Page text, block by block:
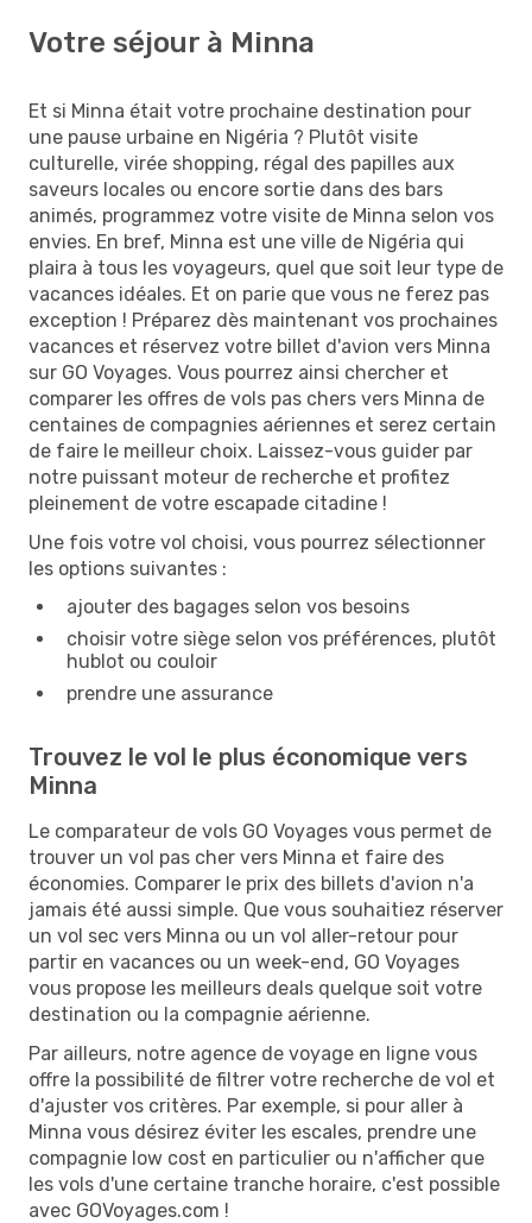
Votre séjour à Minna
Et si Minna était votre prochaine destination pour
une pause urbaine en Nigéria ? Plutôt visite
culturelle, virée shopping, régal des papilles aux
saveurs locales ou encore sortie dans des bars
animés, programmez votre visite de Minna selon vos
envies. En bref, Minna est une ville de Nigéria qui
plaira à tous les voyageurs, quel que soit leur type de
vacances idéales. Et on parie que vous ne ferez pas
exception ! Préparez dès maintenant vos prochaines
vacances et réservez votre billet d'avion vers Minna
sur GO Voyages. Vous pourrez ainsi chercher et
comparer les offres de vols pas chers vers Minna de
centaines de compagnies aériennes et serez certain
de faire le meilleur choix. Laissez-vous guider par
notre puissant moteur de recherche et profitez
pleinement de votre escapade citadine !
Une fois votre vol choisi, vous pourrez sélectionner
les options suivantes :
ajouter des bagages selon vos besoins
choisir votre siège selon vos préférences, plutôt
hublot ou couloir
prendre une assurance
Trouvez le vol le plus économique vers
Minna
Le comparateur de vols GO Voyages vous permet de
trouver un vol pas cher vers Minna et faire des
économies. Comparer le prix des billets d'avion n'a
jamais été aussi simple. Que vous souhaitiez réserver
un vol sec vers Minna ou un vol aller-retour pour
partir en vacances ou un week-end, GO Voyages
vous propose les meilleurs deals quelque soit votre
destination ou la compagnie aérienne.
Par ailleurs, notre agence de voyage en ligne vous
offre la possibilité de filtrer votre recherche de vol et
d'ajuster vos critères. Par exemple, si pour aller à
Minna vous désirez éviter les escales, prendre une
compagnie low cost en particulier ou n'afficher que
les vols d'une certaine tranche horaire, c'est possible
avec GOVoyages.com !